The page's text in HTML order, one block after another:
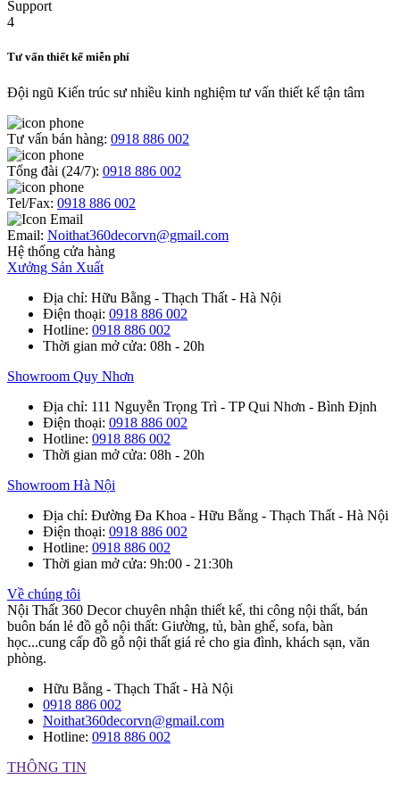
Tư vấn thiết kế miễn phí
Đội ngũ Kiến trúc sư nhiều kinh nghiệm tư vấn thiết kế tận tâm
Tư vấn bán hàng: 0918 886 002
Tổng đài (24/7): 0918 886 002
Tel/Fax: 0918 886 002
Email: Noithat360decorvn@gmail.com
Hệ thống cửa hàng
Xưởng Sản Xuất
Địa chỉ: Hữu Bằng - Thạch Thất - Hà Nội
Điện thoại: 0918 886 002
Hotline: 0918 886 002
Thời gian mở cửa: 08h - 20h
Showroom Quy Nhơn
Địa chỉ: 111 Nguyễn Trọng Trì - TP Qui Nhơn - Bình Định
Điện thoại: 0918 886 002
Hotline: 0918 886 002
Thời gian mở cửa: 08h - 20h
Showroom Hà Nội
Địa chỉ: Đường Đa Khoa - Hữu Bằng - Thạch Thất - Hà Nội
Điện thoại: 0918 886 002
Hotline: 0918 886 002
Thời gian mở cửa: 9h:00 - 21:30h
Về chúng tôi
Nội Thất 360 Decor chuyên nhận thiết kế, thi công nội thất, bán
buôn bán lẻ đồ gỗ nội thất: Giường, tủ, bàn ghế, sofa, bàn
học...cung cấp đồ gỗ nội thất giá rẻ cho gia đình, khách sạn, văn
phòng.
Hữu Bằng - Thạch Thất - Hà Nội
0918 886 002
Noithat360decorvn@gmail.com
Hotline: 0918 886 002
THÔNG TIN